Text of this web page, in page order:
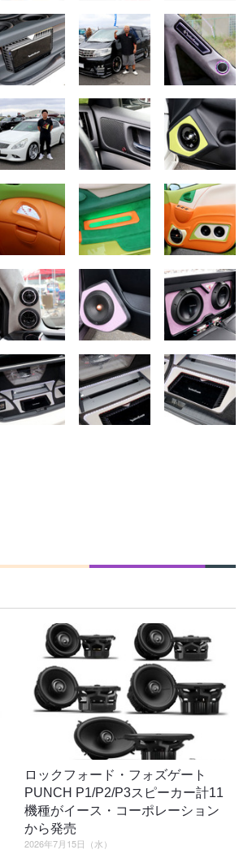
ロックフォード・フォズゲート
PUNCH P1/P2/P3スピーカー計11
機種がイース・コーポレーション
から発売
2026年7月15日（水）